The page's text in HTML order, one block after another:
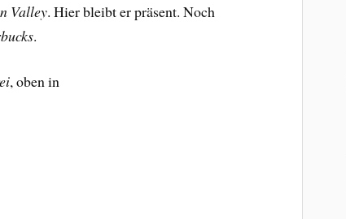
Valley. Hier bleibt er präsent. Noch
.
, oben in